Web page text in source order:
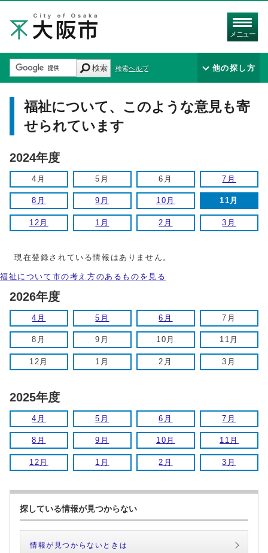
メニュー
検索 検索ヘルプ 他の探し方
福祉について、このような意見も寄
せられています
2024年度
4月 5月 6月 7月
8月 9月 10月 11月
12月 1月 2月 3月
現在登録されている情報はありません。
福祉について市の考え方のあるものを見る
2026年度
4月 5月 6月 7月
8月 9月 10月 11月
12月 1月 2月 3月
2025年度
4月 5月 6月 7月
8月 9月 10月 11月
12月 1月 2月 3月
探している情報が見つからない
情報が見つからないときは